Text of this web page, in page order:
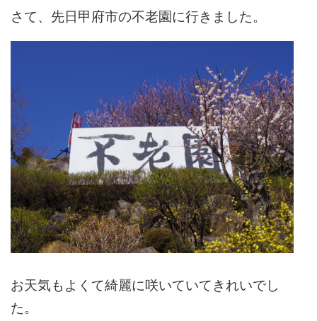
さて、先日甲府市の不老園に行きました。
お天気もよくて綺麗に咲いていてきれいでし
た。